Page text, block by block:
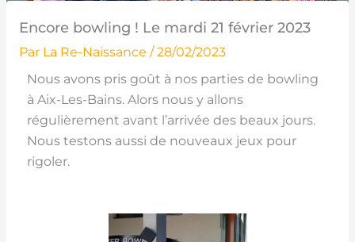
Encore bowling ! Le mardi 21 février 2023
Par La Re-Naissance /28/02/2023
Nous avons pris goût à nos parties de bowling
à Aix-Les-Bains. Alors nous y allons
régulièrement avant l’arrivée des beaux jours.
Nous testons aussi de nouveaux jeux pour
rigoler.